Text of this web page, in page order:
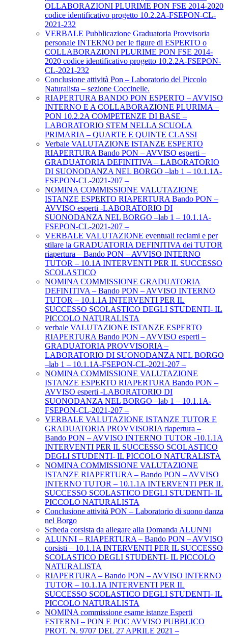
OLLABORAZIONI PLURIME PON FSE 2014-2020
codice identificativo progetto 10.2.2A-FSEPON-CL-
2021-232
VERBALE Pubblicazione Graduatoria Provvisoria
personale INTERNO per le figure di ESPERTO o
COLLABORAZIONI PLURIME PON FSE 2014-
2020 codice identificativo progetto 10.2.2A-FSEPON-
CL-2021-232
Conclusione attività Pon – Laboratorio del Piccolo
Naturalista – sezione Coccinelle.
RIAPERTURA BANDO PON ESPERTO – AVVISO
INTERNO E A COLLABORAZIONE PLURIMA –
PON 10.2.2A COMPETENZE DI BASE –
LABORATORIO STEM NELLA SCUOLA
PRIMARIA – QUARTE E QUINTE CLASSI
Verbale VALUTAZIONE ISTANZE ESPERTO
RIAPERTURA Bando PON – AVVISO esperti –
GRADUATORIA DEFINITIVA – LABORATORIO
DI SUONODANZA NEL BORGO –lab 1 – 10.1.1A-
FSEPON-CL-2021-207 –
NOMINA COMMISSIONE VALUTAZIONE
ISTANZE ESPERTO RIAPERTURA Bando PON –
AVVISO esperti -LABORATORIO DI
SUONODANZA NEL BORGO –lab 1 – 10.1.1A-
FSEPON-CL-2021-207 –
VERBALE VALUTAZIONE eventuali reclami e per
stilare la GRADUATORIA DEFINITIVA dei TUTOR
riapertura – Bando PON – AVVISO INTERNO
TUTOR – 10.1A INTERVENTI PER IL SUCCESSO
SCOLASTICO
NOMINA COMMISSIONE GRADUATORIA
DEFINITIVA – Bando PON – AVVISO INTERNO
TUTOR – 10.1.1A INTERVENTI PER IL
SUCCESSO SCOLASTICO DEGLI STUDENTI- IL
PICCOLO NATURALISTA
verbale VALUTAZIONE ISTANZE ESPERTO
RIAPERTURA Bando PON – AVVISO esperti –
GRADUATORIA PROVVISORIA –
LABORATORIO DI SUONODANZA NEL BORGO
–lab 1 – 10.1.1A-FSEPON-CL-2021-207 –
NOMINA COMMISSIONE VALUTAZIONE
ISTANZE ESPERTO RIAPERTURA Bando PON –
AVVISO esperti -LABORATORIO DI
SUONODANZA NEL BORGO –lab 1 – 10.1.1A-
FSEPON-CL-2021-207 –
VERBALE VALUTAZIONE ISTANZE TUTOR E
GRADUATORIA PROVVISORIA riapertura –
Bando PON – AVVISO INTERNO TUTOR -10.1.1A
INTERVENTI PER IL SUCCESSO SCOLASTICO
DEGLI STUDENTI- IL PICCOLO NATURALISTA
NOMINA COMMISSIONE VALUTAZIONE
ISTANZE RIAPERTURA – Bando PON – AVVISO
INTERNO TUTOR – 10.1.1A INTERVENTI PER IL
SUCCESSO SCOLASTICO DEGLI STUDENTI- IL
PICCOLO NATURALISTA
Conclusione attività PON – Laboratorio di suono danza
nel Borgo
Scheda corsista da allegare alla Domanda ALUNNI
ALUNNI – RIAPERTURA – Bando PON – AVVISO
corsisti – 10.1.1A INTERVENTI PER IL SUCCESSO
SCOLASTICO DEGLI STUDENTI- IL PICCOLO
NATURALISTA
RIAPERTURA – Bando PON – AVVISO INTERNO
TUTOR – 10.1.1A INTERVENTI PER IL
SUCCESSO SCOLASTICO DEGLI STUDENTI- IL
PICCOLO NATURALISTA
NOMINA commissione esame istanze Esperti
ESTERNI – PON E POC AVVISO PUBBLICO
PROT. N. 9707 DEL 27 APRILE 2021 –